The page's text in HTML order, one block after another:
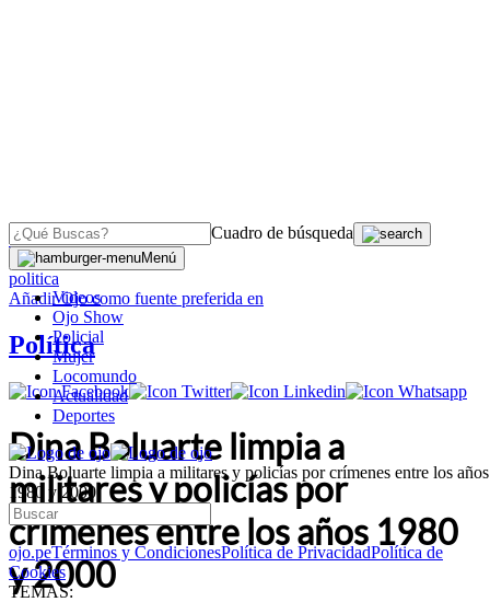
Cuadro de búsqueda
Menú
Videos
Ojo Show
Policial
Mujer
Locomundo
Actualidad
Deportes
Dina Boluarte limpia a militares y policías por crímenes entre los años
1980 y 2000
ojo.peTérminos y CondicionesPolítica de PrivacidadPolítica de
Cookies
TEMAS:
OJO
politica
AñadirOjocomo fuente preferida en
Política
Dina Boluarte limpia a
militares y policías por
crímenes entre los años 1980
y 2000